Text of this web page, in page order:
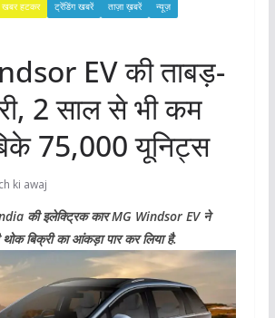
खबर हटकर ट्रेंडिंग खबरें ताज़ा ख़बरें
न्यूज़
EV की ताबड़-
2 साल से भी कम
75,000 यूनिट्स
ki awaj
की इलेक्ट्रिक कार MG Windsor EV ने
बिक्री का आंकड़ा पार कर लिया है.